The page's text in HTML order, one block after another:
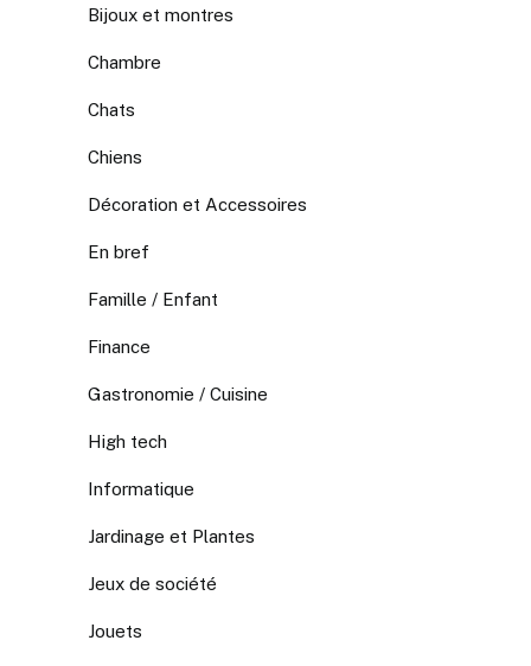
Bijoux et montres
Chambre
Chats
Chiens
Décoration et Accessoires
En bref
Famille / Enfant
Finance
Gastronomie / Cuisine
High tech
Informatique
Jardinage et Plantes
Jeux de société
Jouets